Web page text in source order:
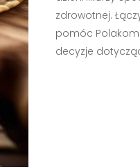
zdrowotnej.
pomóc
decyzje